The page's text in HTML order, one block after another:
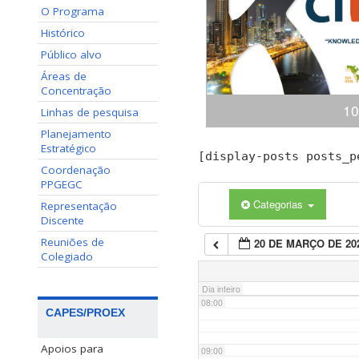
O Programa
Histórico
Público alvo
Áreas de
Concentração
Linhas de pesquisa
Planejamento
Estratégico
Coordenação
PPGEGC
Representação
Discente
Reuniões de
Colegiado
CAPES/PROEX
Apoios para
Congresso Internacional
(ciKi) A 10ª edição do
Conhecimento e
dias 19 e 20 de
Conhecimento,
[display-posts
Categorias
20 DE MARÇO DE
Dia inteiro
02:00
03:00
05:00
07:00
08:00
09:00